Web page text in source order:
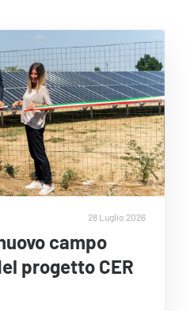
28 Luglio 2026
campo
progetto CER